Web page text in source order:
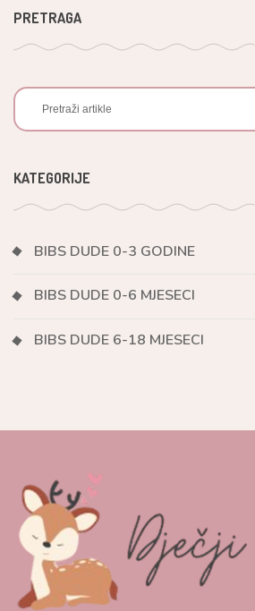
PRETRAGA
KATEGORIJE
BIBS DUDE 0-3 GODINE
BIBS DUDE 0-6 MJESECI
BIBS DUDE 6-18 MJESECI